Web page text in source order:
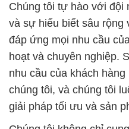
Chúng tôi tự hào với đội
và sự hiểu biết sâu rộng
đáp ứng mọi nhu cầu
hoạt và chuyên nghiệp.
nhu cầu của khách
chúng tôi, và chúng tôi
giải pháp tối ưu và sản